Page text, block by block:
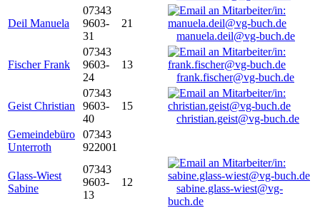
Deil Manuela
07343
9603-
31
21
manuela.deil@vg-buch.de
Fischer Frank
07343
9603-
24
13
frank.fischer@vg-buch.de
Geist Christian
07343
9603-
40
15
christian.geist@vg-buch.de
Gemeindebüro
Unterroth
07343
922001
Glass-Wiest
Sabine
07343
9603-
13
12
sabine.glass-wiest@vg-
buch.de